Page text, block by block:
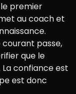
le premier
au coach et
courant passe,
que le
confiance est
est donc